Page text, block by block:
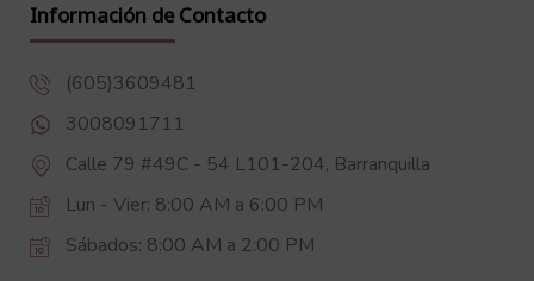
Información de Contacto
(605)3609481
3008091711
Calle 79 #49C - 54 L101-204, Barranquilla
Lun - Vier: 8:00 AM a 6:00 PM
Sábados: 8:00 AM a 2:00 PM